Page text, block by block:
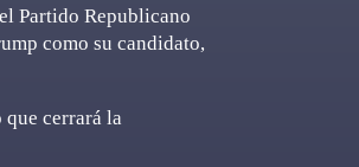
Partido Republicano
como su candidato,
cerrará la